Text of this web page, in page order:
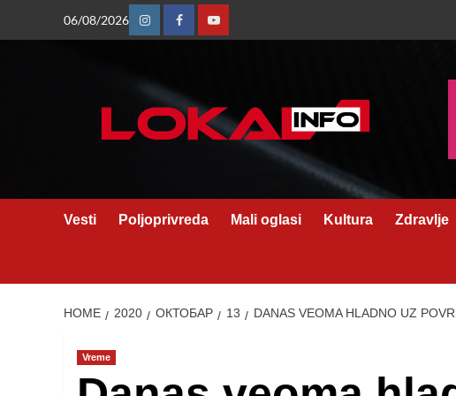
06/08/2026
InstagramFacebookYoutube
Vesti Poljoprivreda Mali oglasi Kultura Zdravlje
HOME 2020 ОКТОБАР 13 DANAS VEOMA HLADNO UZ
Vreme